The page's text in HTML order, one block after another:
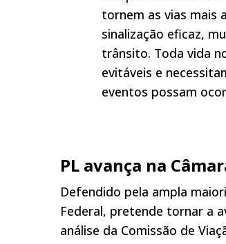
tornem as vias mais
sinalização eficaz,
trânsito. Toda vida
evitáveis e
eventos possam
PL avança na
Defendido pela ampla
Federal, pretende tornar a
análise da Comissão de